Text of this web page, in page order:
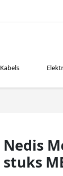
Kabels
Nedis
stuks